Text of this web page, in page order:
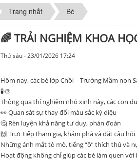
Trang nhất Bé
🌈 TRẢI NGHIỆM KHOA
Thứ sáu - 23/01/2026 17:24
Hôm nay, các bé lớp Chồi – Trường Mầm non
🧪🎨
Thông qua thí nghiệm nhỏ xinh này, các con
👀 Quan sát sự thay đổi màu sắc kỳ diệu
🤔 Rèn luyện khả năng tư duy, phán đoán
🙌 Trực tiếp tham gia, khám phá và đặt câu hỏi
Những ánh mắt tò mò, tiếng “ồ” thích thú và
Hoạt động không chỉ giúp các bé làm quen